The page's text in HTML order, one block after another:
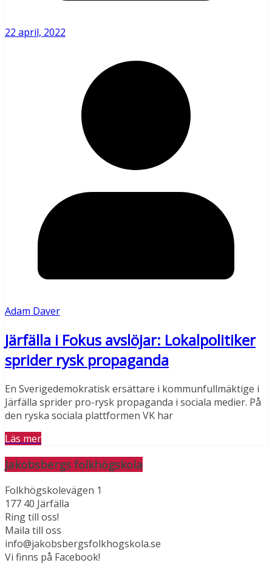
22 april, 2022
Adam Daver
Järfälla i Fokus avslöjar: Lokalpolitiker
sprider rysk propaganda
En Sverigedemokratisk ersättare i kommunfullmäktige i
Järfälla sprider pro-rysk propaganda i sociala medier. På
den ryska sociala plattformen VK har
Läs mer
Jakobsbergs folkhögskola
Folkhögskolevägen 1
177 40 Järfälla
Ring till oss!
Maila till oss
info@jakobsbergsfolkhogskola.se
Vi finns på Facebook!